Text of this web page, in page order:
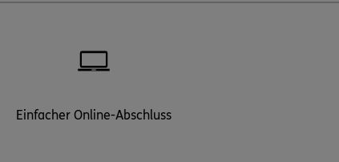
Einfacher Online-Abschluss